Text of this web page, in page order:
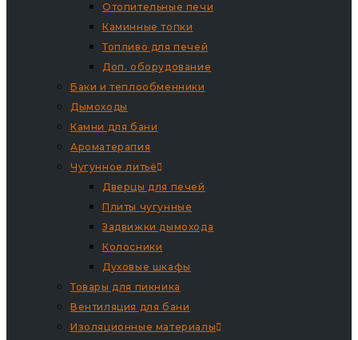
Отопительные печи
Каминные топки
Топливо для печей
Доп. оборудование
Баки и теплообменники
Дымоходы
Камни для бани
Ароматерапия
Чугунное литьё
Дверцы для печей
Плиты чугунные
Задвижки дымохода
Колосники
Духовые шкафы
Товары для пикника
Вентиляция для бани
Изоляционные материалы